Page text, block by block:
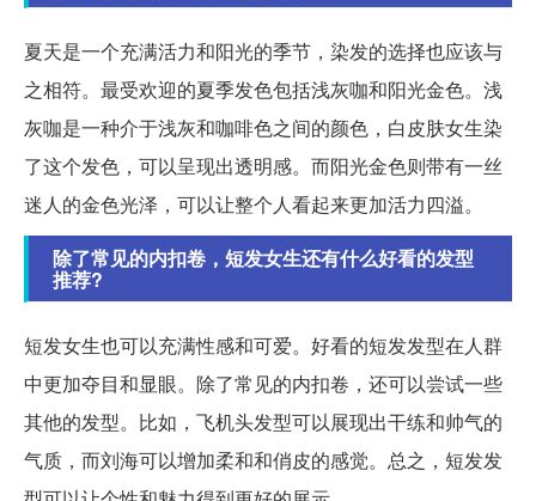
夏天是一个充满活力和阳光的季节，染发的选择也应该与
之相符。最受欢迎的夏季发色包括浅灰咖和阳光金色。浅
灰咖是一种介于浅灰和咖啡色之间的颜色，白皮肤女生染
了这个发色，可以呈现出透明感。而阳光金色则带有一丝
迷人的金色光泽，可以让整个人看起来更加活力四溢。
除了常见的内扣卷，短发女生还有什么好看的发型
推荐?
短发女生也可以充满性感和可爱。好看的短发发型在人群
中更加夺目和显眼。除了常见的内扣卷，还可以尝试一些
其他的发型。比如，飞机头发型可以展现出干练和帅气的
气质，而刘海可以增加柔和和俏皮的感觉。总之，短发发